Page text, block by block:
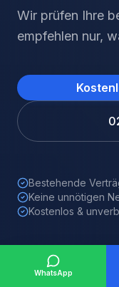
Policen
Ansprechpartner.
Bestehende
Keine unnötigen
Kostenlos &
WhatsApp